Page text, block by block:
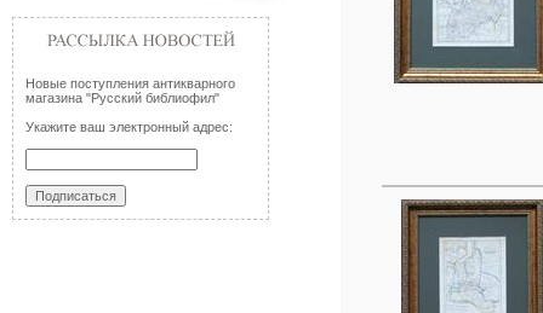
Новые поступления антикварного
магазина "Русский библиофил"
Укажите ваш электронный адрес: